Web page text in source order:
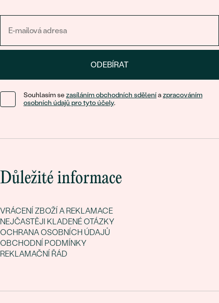
ODEBÍRAT
Souhlasím sezasíláním obchodních sděleníazpracováním
osobních údajů pro tyto účely.
Důležité informace
VRÁCENÍ ZBOŽÍ A REKLAMACE
NEJČASTĚJI KLADENÉ OTÁZKY
OCHRANA OSOBNÍCH ÚDAJŮ
OBCHODNÍ PODMÍNKY
REKLAMAČNÍ ŘÁD